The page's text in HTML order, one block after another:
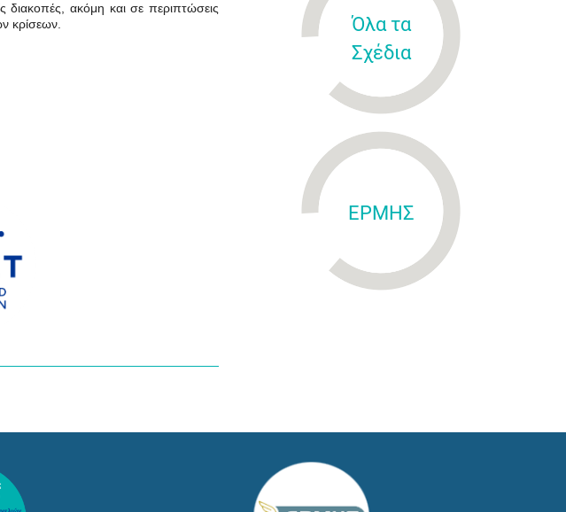
διακοπές, ακόμη και σε περιπτώσεις
κρίσεων.
Όλα τα
Σχέδια
ΕΡΜΗΣ